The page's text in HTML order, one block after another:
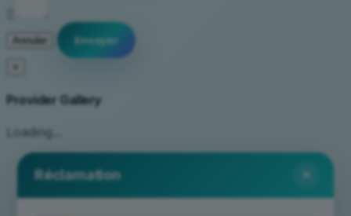
Annuler
×
Provider Gallery
Loading...
×
Réclamation